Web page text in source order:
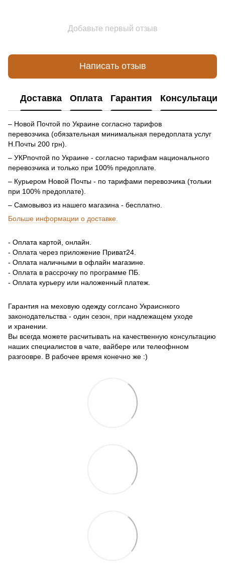
Добавьте первый отзыв
Написать отзыв
Доставка Оплата Гарантия Консультация
– Новой Почтой по Украине согласно тарифов
перевозчика (обязательная минимальная передоплата услуг
Н.Почты 200 грн).
– УКРпочтой по Украине - согласно тарифам национального
перевозчика и только при 100% предоплате.
– Курьером Новой Почты - по тарифами перевозчика (тольки
при 100% предоплате).
– Самовывоз из нашего магазина - бесплатно.
Больше информации о доставке.
- Оплата картой, онлайн.
- Оплата через приложение Приват24.
- Оплата наличными в офлайн магазине.
- Оплата в рассрочку по программе ПБ.
- Оплата курьеру или наложенный платеж.
Гарантия на меховую одежду соглсано Украиснкого
законодательства - один сезон, при надлежащем уходе
и хранении.
Вы всегда можете расчитывать на качественную консультацию
наших специалистов в чате, вайбере или телеофнном
разгоовре. В рабочее время конечно же :)